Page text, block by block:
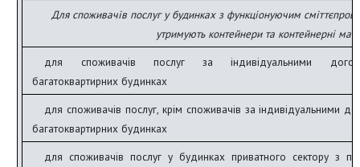
Для споживачів послуг у будинках з функціонуючим
утримують контейнери та контейнерні
для споживачів послуг за індивідуальними
багатоквартирних будинках
для споживачів послуг, крім споживачів за індивідуальними
багатоквартирних будинках
для споживачів послуг у будинках приватного сектору з